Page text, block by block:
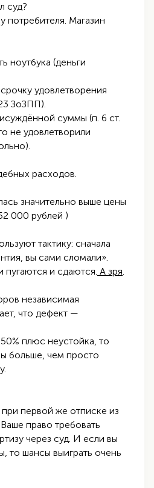
суд?
потребителя. Магазин
ноутбука (деньги
удовлетворения
ЗоЗПП).
суммы (п. 6 ст.
не удовлетворили
расходов.
значительно выше цены
000 рублей )
тактику: сначала
вы сами сломали».
пугаются и сдаются. А зря.
независимая
что дефект —
плюс неустойка, то
больше, чем просто
первой же отписке из
право требовать
через суд. И если вы
то шансы выиграть очень